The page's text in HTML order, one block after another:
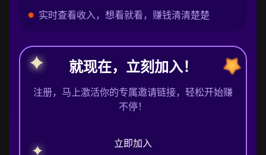
实时查看收入，想看就看，赚钱清清楚楚
就现在，立刻加入！
注册，马上激活你的专属邀请链接，轻松开始赚
不停！
立即加入